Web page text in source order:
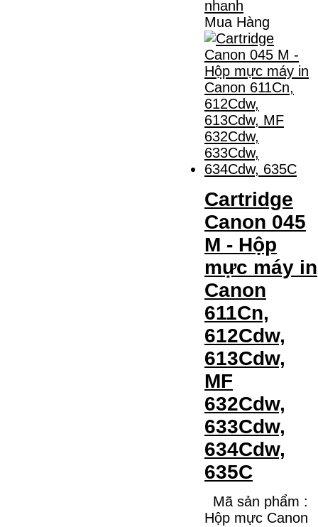
Mua Hàng
Cartridge
Canon 045
M - Hộp
mực máy in
Canon
611Cn,
612Cdw,
613Cdw,
MF
632Cdw,
633Cdw,
634Cdw,
635C
Mã sản phẩm :
Hộp mực Canon